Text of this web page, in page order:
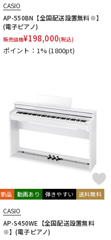
CASIO
AP-550BN【全国配送設置無料※】
(電子ピアノ)
販売価格¥198,000(税込)
ポイント：1%(1800pt)
新品 動画あり 弾きやすい 送料無料
CASIO
AP-S450WE【全国配送設置無料
※】(電子ピアノ)